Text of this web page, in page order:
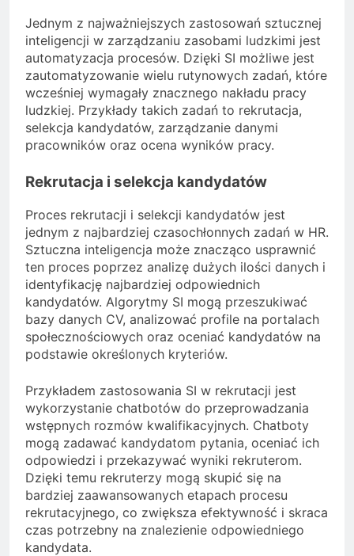
Jednym z najważniejszych zastosowań sztucznej
inteligencji w zarządzaniu zasobami ludzkimi jest
automatyzacja procesów. Dzięki SI możliwe jest
zautomatyzowanie wielu rutynowych zadań, które
wcześniej wymagały znacznego nakładu pracy
ludzkiej. Przykłady takich zadań to rekrutacja,
selekcja kandydatów, zarządzanie danymi
pracowników oraz ocena wyników pracy.
Rekrutacja i selekcja kandydatów
Proces rekrutacji i selekcji kandydatów jest
jednym z najbardziej czasochłonnych zadań w HR.
Sztuczna inteligencja może znacząco usprawnić
ten proces poprzez analizę dużych ilości danych i
identyfikację najbardziej odpowiednich
kandydatów. Algorytmy SI mogą przeszukiwać
bazy danych CV, analizować profile na portalach
społecznościowych oraz oceniać kandydatów na
podstawie określonych kryteriów.
Przykładem zastosowania SI w rekrutacji jest
wykorzystanie chatbotów do przeprowadzania
wstępnych rozmów kwalifikacyjnych. Chatboty
mogą zadawać kandydatom pytania, oceniać ich
odpowiedzi i przekazywać wyniki rekruterom.
Dzięki temu rekruterzy mogą skupić się na
bardziej zaawansowanych etapach procesu
rekrutacyjnego, co zwiększa efektywność i skraca
czas potrzebny na znalezienie odpowiedniego
kandydata.